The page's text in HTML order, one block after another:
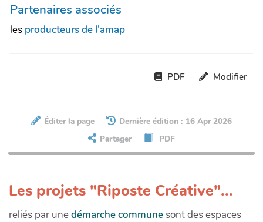
Partenaires associés
les producteurs de l'amap
PDF Modifier
Éditer la page
Dernière édition : 16 Apr 2026
Partager
PDF